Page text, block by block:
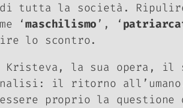
di tutta la società.
‘maschilismo ’, ‘
lo scontro.
Kristeva, la sua opera,
il ritorno
proprio la questione